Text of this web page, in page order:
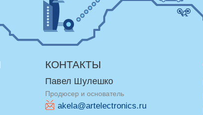
КОНТАКТЫ
Павел Шулешко
Продюсер и основатель
akela@artelectronics.ru